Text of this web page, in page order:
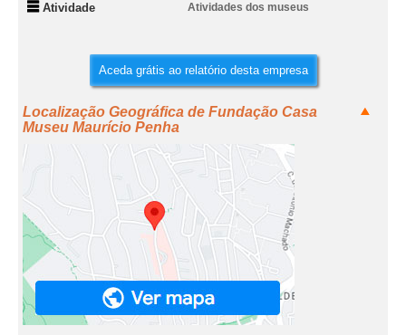
Atividade Atividades dos museus
Aceda grátis ao relatório desta empresa
Localização Geográfica de Fundação Casa
Museu Maurício Penha